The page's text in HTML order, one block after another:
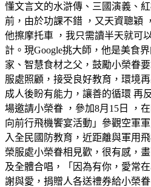
懂文言文的水滸傳、三國演義、
前，由於功課不錯 ，又天資聰穎
他擦摩托車 ，我只需讀半天就可
計。現Google挑大師，他是美食
家、智慧食材之父，鼓勵小榮眷
服處照顧，接受良好教育，環境
成人後盼有能力，讓善的循環 再
場邀請小榮眷 ，參加8月15日 ，
向前行飛機饗宴活動」參觀空軍
入全民國防教育，近距離與軍用
榮服處小榮眷相見歡，很有感，
及全體合唱，「因為有你，愛常
謝與愛，捐贈人各送禮券給小榮